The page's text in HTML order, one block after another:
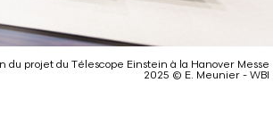
du projet du Télescope Einstein à la Hanover Messe
2025 © E. Meunier - WBI